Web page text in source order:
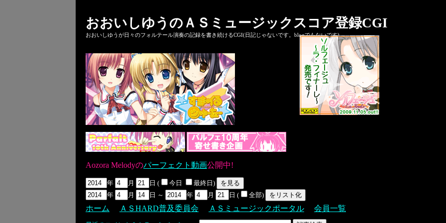
おおいしゆうのＡＳミュージックスコア登録CGI
おおいしゆうが日々のフォルテール演奏の記録を書き続けるCGI(日記じゃないです。blogでもないです)
Aozora Melodyのパーフェクト動画公開中!
年 月 日 ( 今日
最終日)
年
月 日 ～ 年 月 日 ( 全部)
ホーム ＡＳHARD普及委員会 ＡＳミュージックポータル 会員一覧